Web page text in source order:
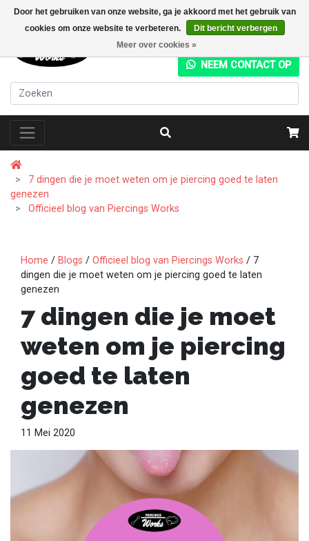
Door het gebruiken van onze website, ga je akkoord met het gebruik van
cookies om onze website te verbeteren.
Dit bericht verbergen
Meer over cookies »
NEEM CONTACT OP
7 dingen die je moet weten om je piercing goed te laten
genezen
Officieel blog van Piercings Works
Home / Blogs / Officieel blog van Piercings Works / 7
dingen die je moet weten om je piercing goed te laten
genezen
7 dingen die je moet
weten om je piercing
goed te laten
genezen
11 Mei 2020